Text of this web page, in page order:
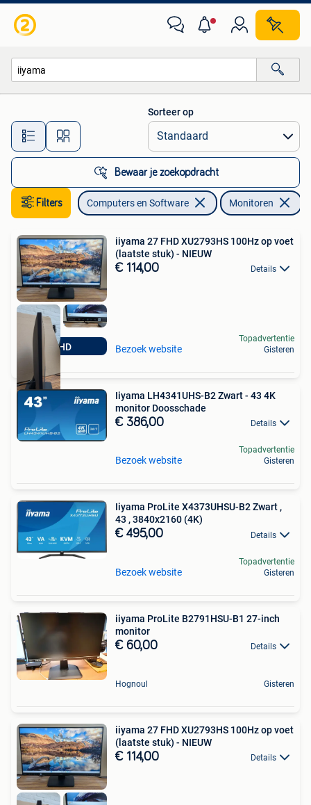
Alle afstanden…
Sorteer op
Bewaar je zoekopdracht
Filters Computers en Software Monitoren
FHD
iiyama 27 FHD XU2793HS 100Hz op voet
(laatste stuk) - NIEUW
€ 114,00 Details
Bezoek website
Topadvertentie
Gisteren
Iiyama LH4341UHS-B2 Zwart - 43 4K
monitor Doosschade
€ 386,00 Details
Bezoek website
Topadvertentie
Gisteren
Iiyama ProLite X4373UHSU-B2 Zwart ,
43 , 3840x2160 (4K)
€ 495,00 Details
Bezoek website
Topadvertentie
Gisteren
iiyama ProLite B2791HSU-B1 27-inch
monitor
€ 60,00 Details
Hognoul Gisteren
iiyama 27 FHD XU2793HS 100Hz op voet
(laatste stuk) - NIEUW
€ 114,00 Details